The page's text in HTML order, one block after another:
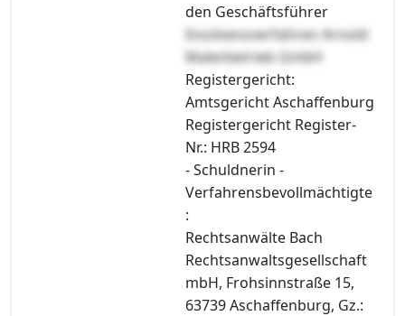
den Geschäftsführer
Insolvenzverfahren Arnold
Malerbetrieb GmbH
Registergericht:
Amtsgericht Aschaffenburg
Registergericht Register-
Nr.: HRB 2594
- Schuldnerin -
Verfahrensbevollmächtigte
:
Rechtsanwälte Bach
Rechtsanwaltsgesellschaft
mbH, Frohsinnstraße 15,
63739 Aschaffenburg, Gz.: